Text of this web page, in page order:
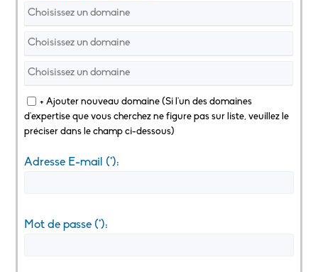
Choisissez un domaine
Choisissez un domaine
Choisissez un domaine
+ Ajouter nouveau domaine (Si l'un des domaines
d'expertise que vous cherchez ne figure pas sur liste, veuillez le
préciser dans le champ ci-dessous)
Adresse E-mail (*):
Mot de passe (*):